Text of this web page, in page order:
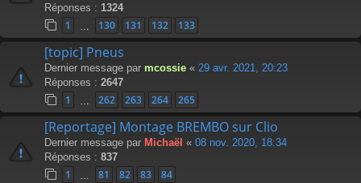
Réponses : 1324
1 130 131 132 133
[topic] Pneus
Dernier message par mcossie « 29 avr. 2021, 20:23
Réponses : 2647
1 262 263 264 265
[Reportage] Montage BREMBO sur Clio
Dernier message par Michaël « 08 nov. 2020, 18:34
Réponses : 837
1 81 82 83 84